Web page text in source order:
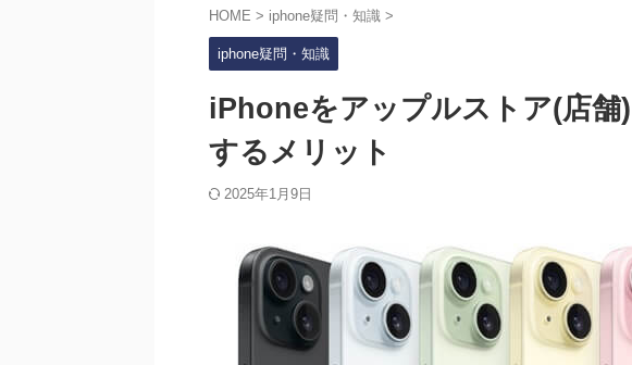
HOME > iphone疑問・知識 >
iphone疑問・知識
iPhoneをアップルストア(店舗
するメリット
2025年1月9日